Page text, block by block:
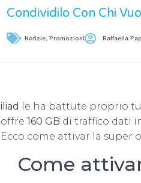
Condividilo Con Chi
Notizie, Promozioni Raffaella
iliad le ha battute proprio
offre 160 GB di traffico dati
Ecco come attivar la super
Come